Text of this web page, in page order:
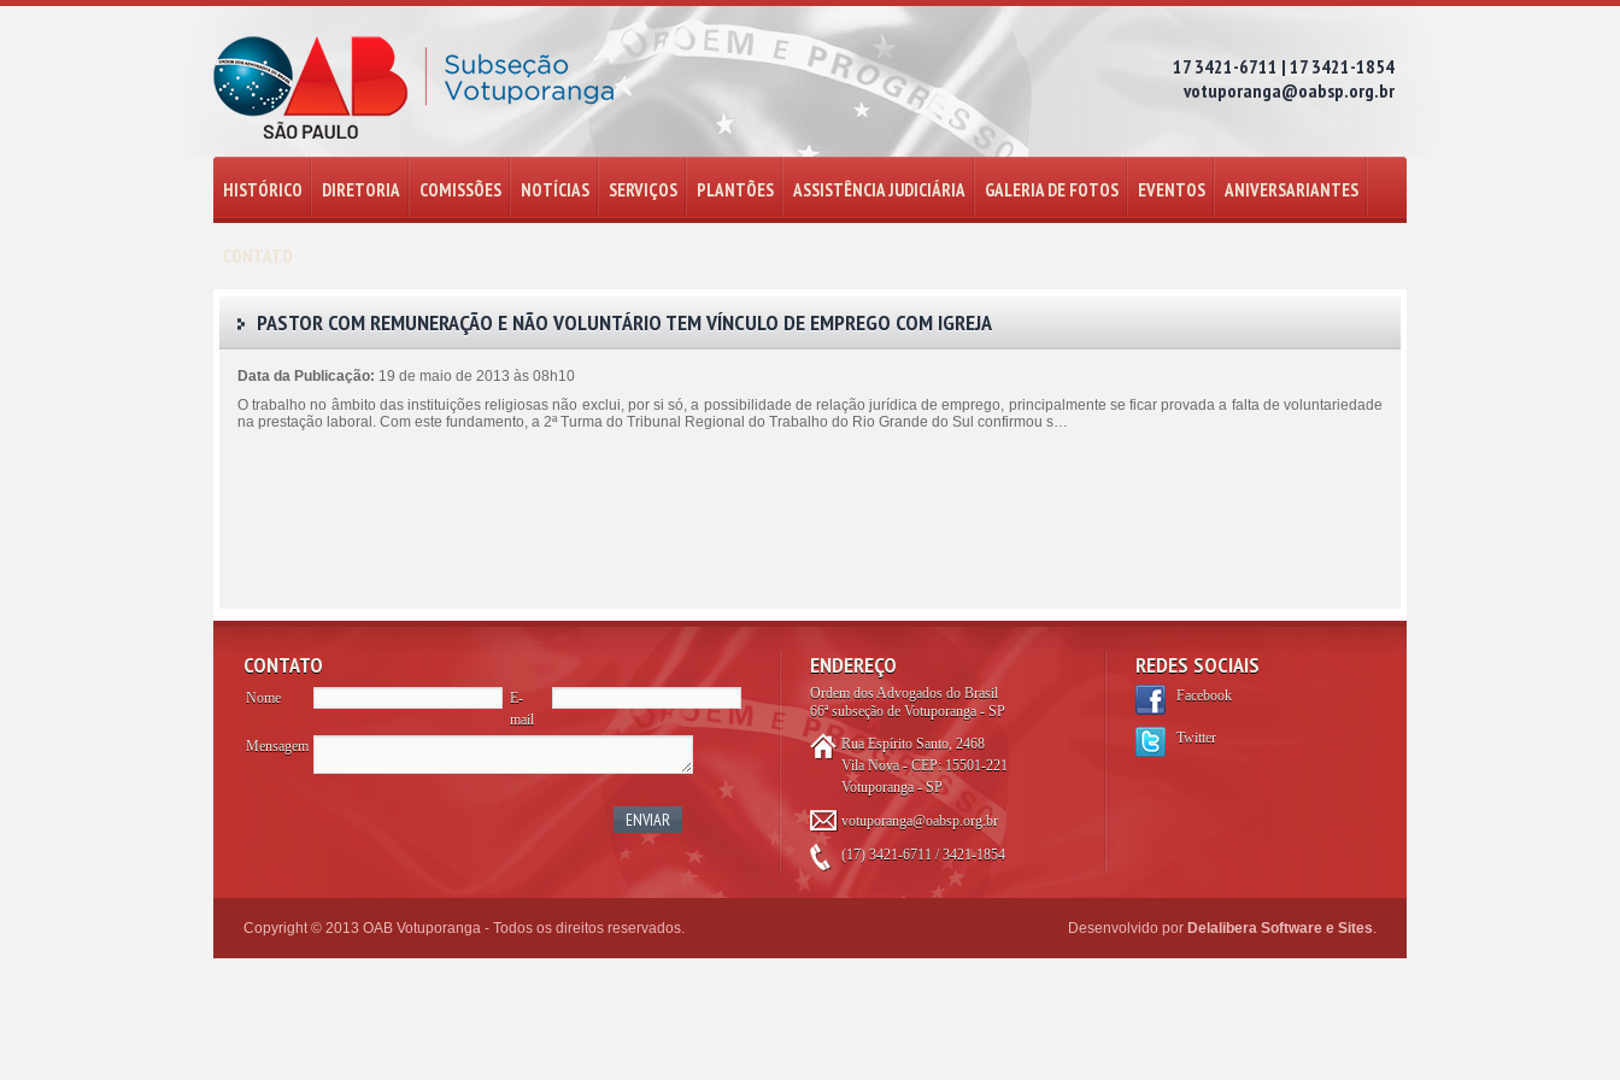
17 3421-6711 | 17 3421-1854
votuporanga@oabsp.org.br
HISTÓRICO DIRETORIA COMISSÕES NOTÍCIAS SERVIÇOS PLANTÕES ASSISTÊNCIA JUDICIÁRIA GALERIA DE FOTOS EVENTOS ANIVERSARIANTES
CONTATO
PASTOR COM REMUNERAÇÃO E NÃO VOLUNTÁRIO TEM VÍNCULO DE EMPREGO COM IGREJA
Data da Publicação: 19 de maio de 2013 às 08h10
O trabalho no âmbito das instituições religiosas não exclui, por si só, a possibilidade de relação jurídica de emprego, principalmente se ficar provada a falta de voluntariedade
na prestação laboral. Com este fundamento, a 2ª Turma do Tribunal Regional do Trabalho do Rio Grande do Sul confirmou s…
CONTATO
Nome
E-
mail
Mensagem
ENDEREÇO
Ordem dos Advogados do Brasil
66ª subseção de Votuporanga - SP
Rua Espírito Santo, 2468
Vila Nova - CEP: 15501-221
Votuporanga - SP
votuporanga@oabsp.org.br
(17) 3421-6711 / 3421-1854
REDES SOCIAIS
Facebook
Twitter
Copyright © 2013 OAB Votuporanga - Todos os direitos reservados. Desenvolvido por Delalibera Software e Sites.